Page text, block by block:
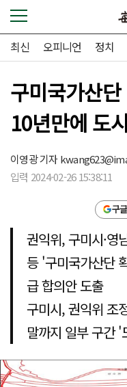
최신 오피니언 정치
구미국가산
10년만에 도
이영광 기자
입력 2024-02-26 15:38:11
구
권익위, 구미시·영
등 '구미국가산단
급 합의안 도출
구미시, 권익위 조
말까지 일부 구간